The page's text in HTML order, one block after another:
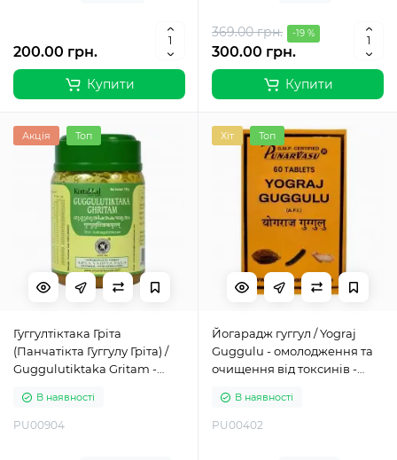
200.00 грн.
Купити
369.00 грн. -19 %
300.00 грн.
Купити
Акція Топ
Гуггултіктака Гріта
(Панчатікта Гуггулу Гріта) /
Guggulutiktaka Gritam -
В наявності
PU00904
Хіт Топ
Йогарадж гуггул / Yograj
Guggulu - омолодження та
очищення від токсинів -
В наявності
PU00402